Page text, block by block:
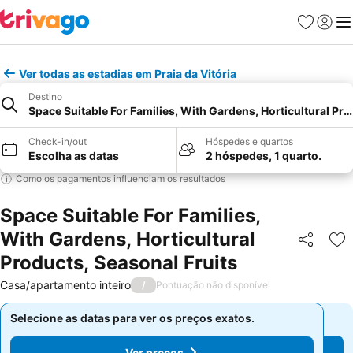
Favoritos
Iniciar
Ver todas as estadias em Praia da Vitória
Destino
Space Suitable For Families, With Gardens, Horticultural
Check-in/out
Escolha as datas
Hóspedes e quartos
2 hóspedes, 1 quarto.
Como os pagamentos influenciam os resultados
Space Suitable For Families,
With Gardens, Horticultural
Products, Seasonal Fruits
Partilhar
Casa/apartamento inteiro / Pontuação não disponível
Selecione as datas para ver os preços exatos.
Selecione as datas para ver os preços exatos.